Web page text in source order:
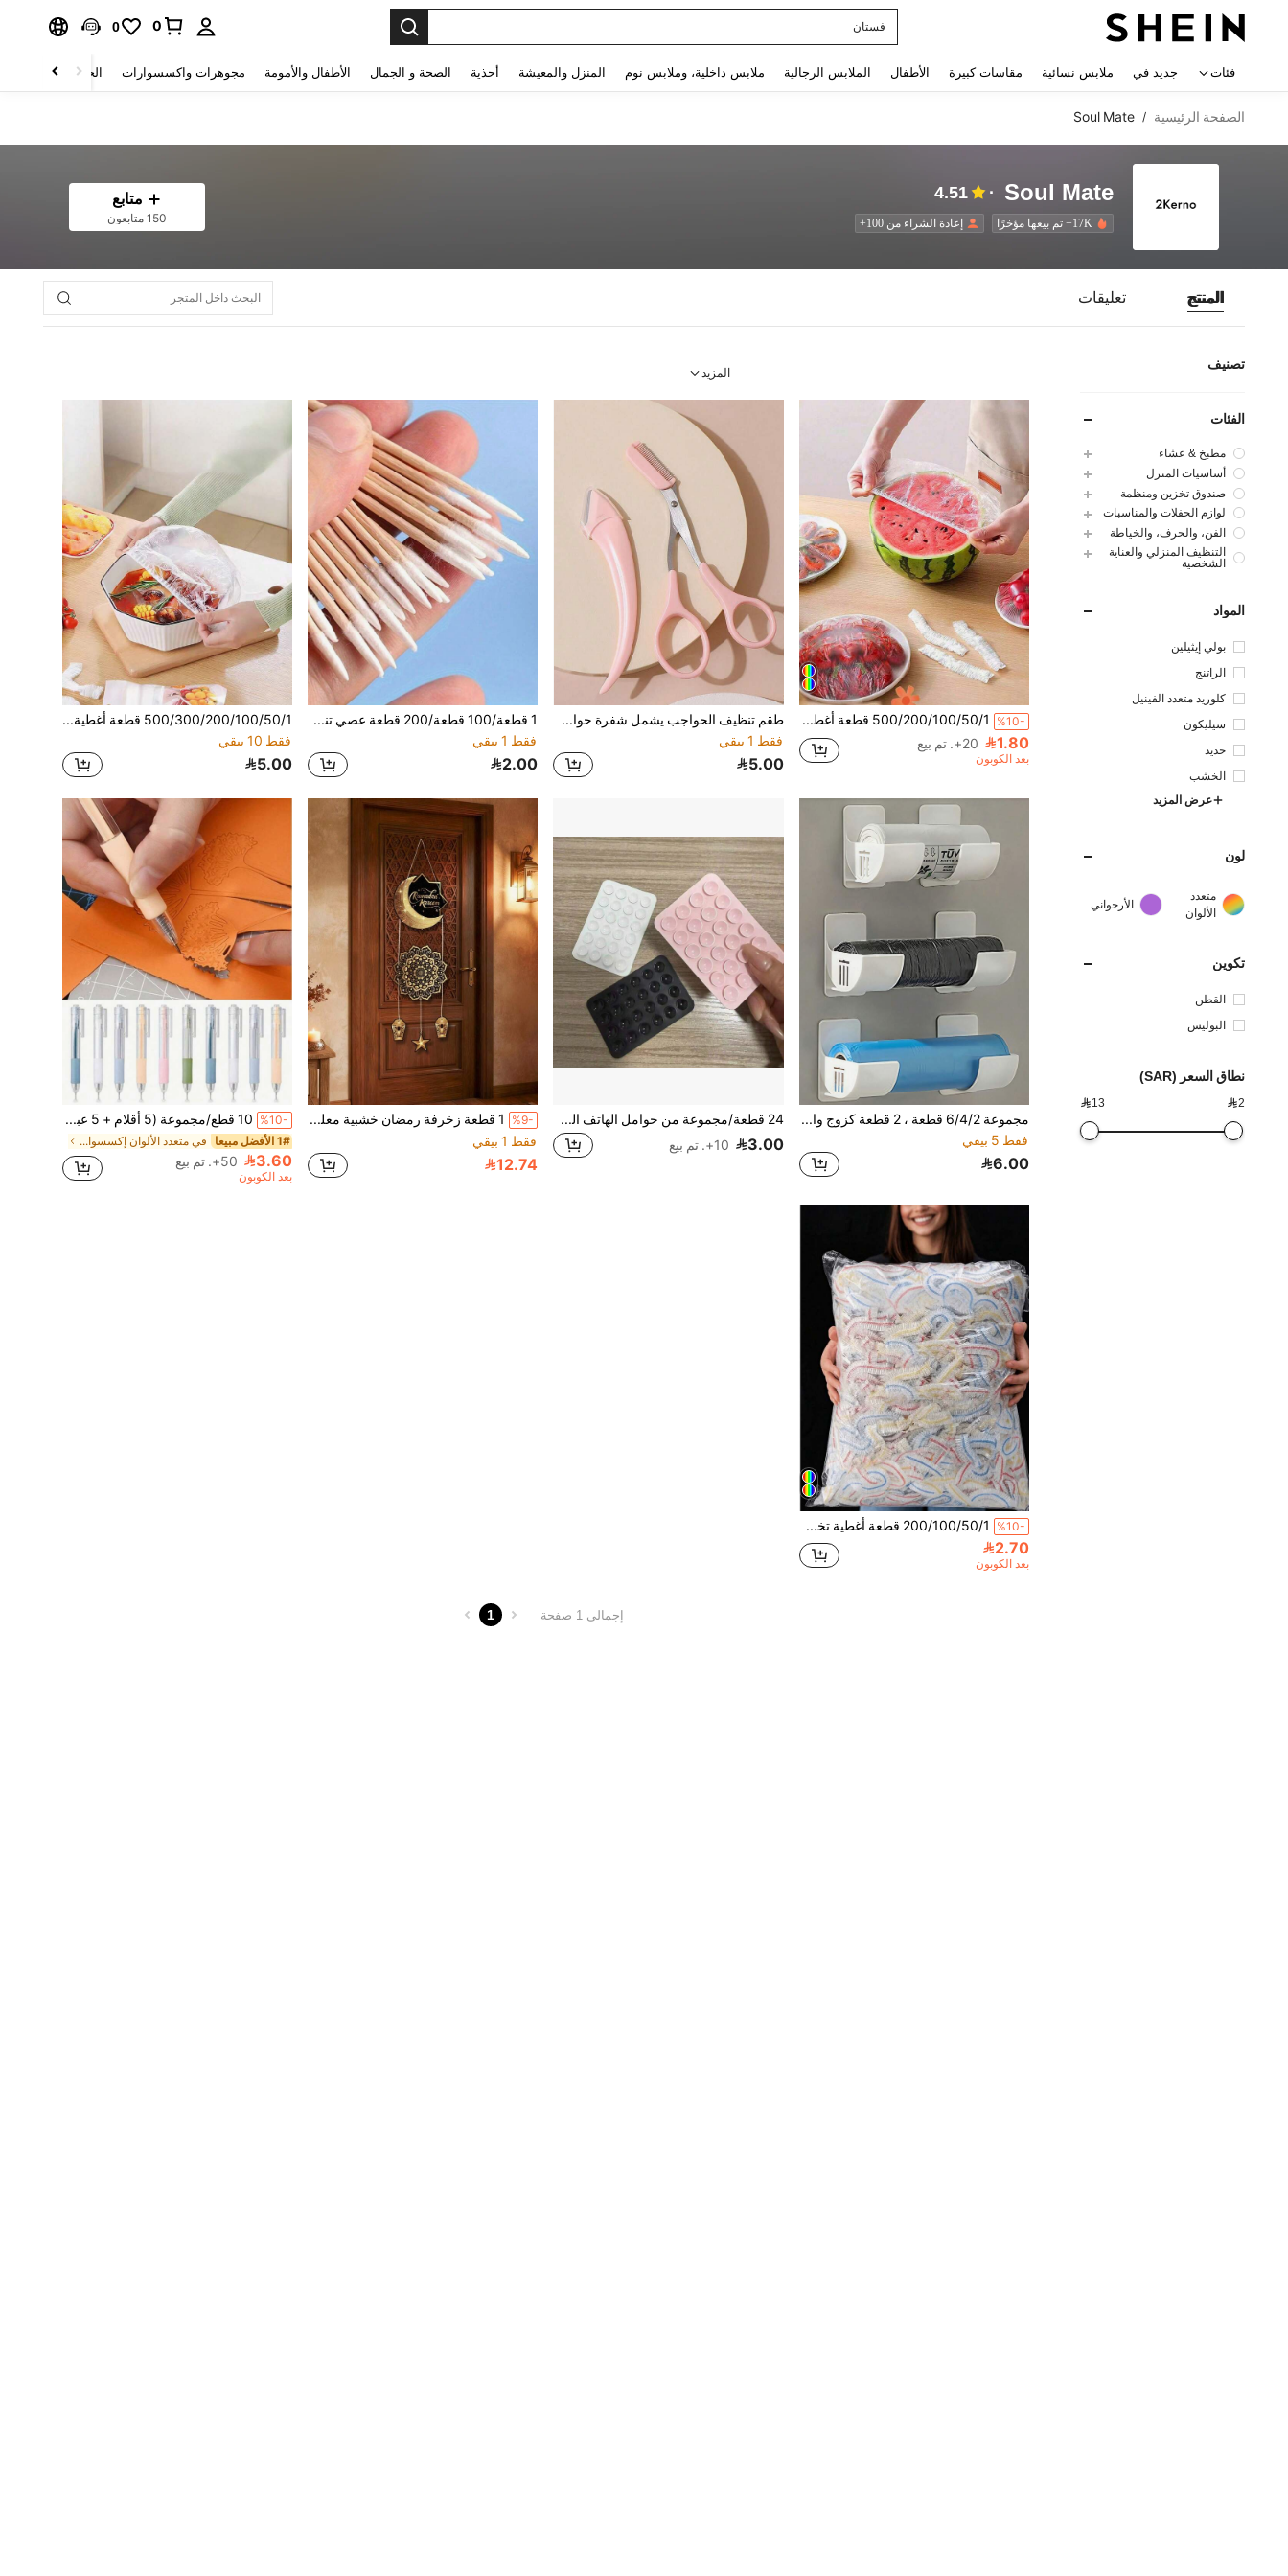
فستان
0
0
فئات جديد في ملابس نسائية مقاسات كبيرة الأطفال الملابس الرجالية ملابس داخلية، وملابس نوم المنزل والمعيشة أحذية الصحة و الجمال الأطفال والأمومة مجوهرات واكسسوارات الحقائب والأمتعة
الصفحة الرئيسية /
Soul Mate
Soul Mate
4.51
17K+ تم بيعها مؤخرًا إعادة الشراء من 100+
متابع
150 متابعون
المنتج تعليقات
تصنيف
الفئات
مطبخ & عشاء
أساسيات المنزل
صندوق تخزين ومنظمة
لوازم الحفلات والمناسبات
الفن، والحرف، والخياطة
التنظيف المنزلي والعناية
الشخصية
المواد
بولي إيثيلين
الراتنج
كلوريد متعدد الفينيل
سيليكون
حديد
الخشب
عرض المزيد
لون
متعدد
الألوان
الأرجواني
تكوين
القطن
البوليس
نطاق السعر (SAR)
13 2
المزيد
%10- 500/200/100/50/1 قطعة أغطية تخزين طعام مرنة عالمية من البولي إيثيلين. أغطية بلاستيكية شفافة قابلة للتمدد وأكياس حفظ الطعام الطازج للبقايا. واقي طعام للثلاجة والمطبخ، غطاء متعدد الاستخدامات للحماية من الغبار وقبعة استحمام لمستلزمات النزهات والحفلات.500/200/100/50/1 قطعة عالمية
1.80 20+. تم بيع
بعد الكوبون
طقم تنظيف الحواجب يشمل شفرة حواجب مائلة، مقص حواجب ومشط، مناسب للمبتدئين، اكسسوارات إزالة الشعر للجنسين
فقط 1 بيقي
5.00
1 قطعة/100 قطعة/200 قطعة عصي تنظيف الأظافر فائقة النعومة والتخلص منها، تصميم رأس مدبب للتنظيف الدقيق؛ أداة إزالة مكياج الطرف مدببة صغيرة؛ عصي خشبية لإزالة المكياج؛ لوازم العناية باليدين والقدمين؛ أدوات العناية بالقدمين؛ ضروريات السفر؛ شال أسود؛ هدية للرجال
فقط 1 بيقي
2.00
500/300/200/100/50/1 قطعة أغطية تخزين طعام بلاستيكية سميكة مرنة، أغطية أوعية قابلة للتمدد & أكياس حفظ الثلاجة، أغطية غبار متعددة الاستخدامات لبقايا المطبخ والفواكه والنزهات الخارجية & مستلزمات الحفلات
فقط 10 بيقي
5.00
مجموعة 6/4/2 قطعة ، 2 قطعة كزوج واحد. حامل رف مثقب لأكياس القمامة، رف تخزين مثبت على الحائط للمطبخ، قابل للتعديل للزاوية لتخزين أكياس القمامة والمظلات وقضبان الستائر والمتداول والغلاف البلاستيكي والرقائق وما إلى ذلك. أداة تخزين مطبخية مناسبة للمنزل والمطعم والفندق. كذلك هدية رائعة للأم والأب والأصدقاء والشريك (خيارات 6/4/3/2/1 قطعة)
فقط 5 بيقي
6.00
24 قطعة/مجموعة من حوامل الهاتف المصنوعة من السيليكون بأكواب شفط، حوامل جداريّة متعددة الوظائف بأكواب شفط، ملصقات حوامل حالة الهاتف المربعة أحادية الجانب، مناسبة لمعظم الهواتف، رائعة للتصوير المنزلي والخارجي
3.00 10+. تم بيع
%9-
1 قطعة زخرفة رمضان خشبية معلقة باللونين الأسود والذهبي، ديكور خشبي لبركة رمضان، مقاس العبوة 20*20 سم، تصميم فانوس هلال وكوكب، ديكور معلق على الباب لرمضان، ديكور بركة رمضان، ديكور عيد الفطر، مستلزمات حفلة رمضان، ديكور منزلي لرمضان، ديكور عيد الأضحى، هدية رمضان
فقط 1 بيقي
12.74
%10- 10 قطع/مجموعة (5 أقلام + 5 عبوات إعادة التعبئة) سلسلة ألوان موراندي سكين حرفي متعدد الوظائف قابل للسحب، أداة قطع الورق الدقيقة، مناسبة ل- DIY Scrapbooking والتدوين ونحت الملصقات، مستلزمات قرطاسية جمالية
1# الأفضل مبيعا في متعدد الألوان إكسسوارات النحت
3.60 50+. تم بيع
بعد الكوبون
%10- 200/100/50/1 قطعة أغطية تخزين طعام مرنة ملونة من البولي إيثيلين. أغطية أوعية بلاستيكية قابلة للتمدد ذاتية الإغلاق & أكياس حفظ الطزاجة لبقايا الطعام. واقي طعام للثلاجة والمطبخ، غطاء متعدد الاستخدامات للحماية من الغبار & قبعة استحمام لمستلزمات النزهات والحفلات.
2.70
بعد الكوبون
إجمالي 1 صفحة 1